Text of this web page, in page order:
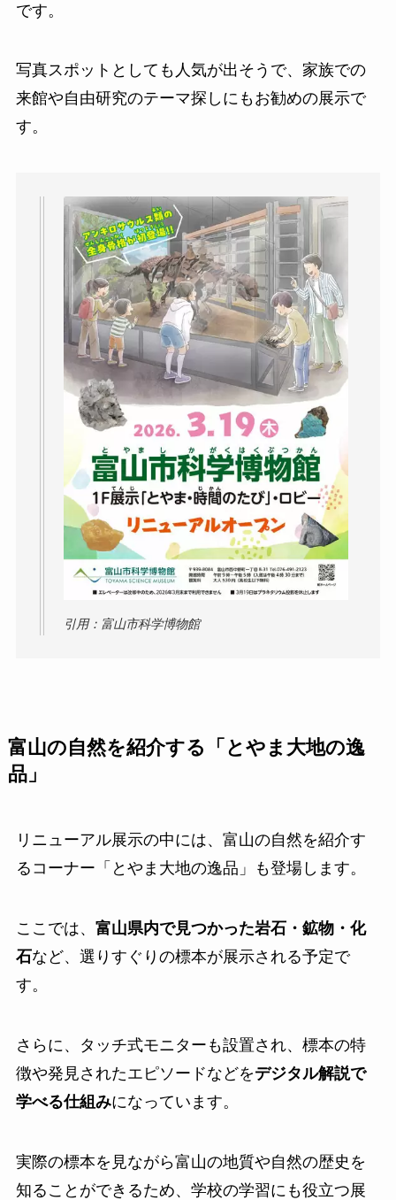
です。
写真スポットとしても人気が出そうで、家族での
来館や自由研究のテーマ探しにもお勧めの展示で
す。
引用：富山市科学博物館
富山の自然を紹介する「とやま大地の逸
品」
リニューアル展示の中には、富山の自然を紹介す
るコーナー「とやま大地の逸品」も登場します。
ここでは、 富山県内で見つかった岩石・鉱物・化
石など、選りすぐりの標本が展示される予定で
す。
さらに、タッチ式モニターも設置され、標本の特
徴や発見されたエピソードなどをデジタル解説で
学べる仕組みになっています。
実際の標本を見ながら富山の地質や自然の歴史を
知ることができるため、学校の学習にも役立つ展